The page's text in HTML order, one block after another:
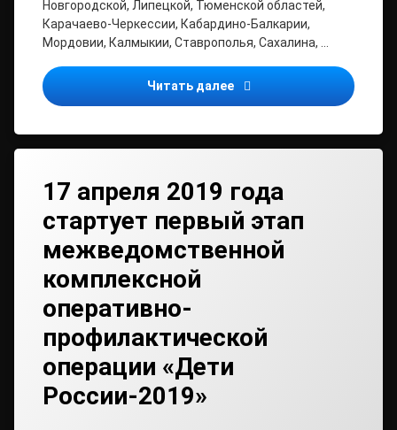
Новгородской, Липецкой, Тюменской областей,
Карачаево-Черкессии, Кабардино-Балкарии,
Мордовии, Калмыкии, Ставрополья, Сахалина, …
Читать далее В двадцати российских
17 апреля 2019 года
стартует первый этап
межведомственной
комплексной
оперативно-
профилактической
операции «Дети
России-2019»